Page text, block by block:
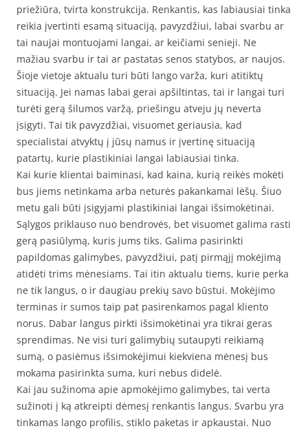
priežiūra, tvirta konstrukcija. Renkantis, kas labiausiai tinka
reikia įvertinti esamą situaciją, pavyzdžiui, labai svarbu ar
tai naujai montuojami langai, ar keičiami senieji. Ne
mažiau svarbu ir tai ar pastatas senos statybos, ar naujos.
Šioje vietoje aktualu turi būti lango varža, kuri atitiktų
situaciją. Jei namas labai gerai apšiltintas, tai ir langai turi
turėti gerą šilumos varžą, priešingu atveju jų neverta
įsigyti. Tai tik pavyzdžiai, visuomet geriausia, kad
specialistai atvyktų į jūsų namus ir įvertinę situaciją
patartų, kurie plastikiniai langai labiausiai tinka.
Kai kurie klientai baiminasi, kad kaina, kurią reikės mokėti
bus jiems netinkama arba neturės pakankamai lėšų. Šiuo
metu gali būti įsigyjami plastikiniai langai išsimokėtinai.
Sąlygos priklauso nuo bendrovės, bet visuomet galima rasti
gerą pasiūlymą, kuris jums tiks. Galima pasirinkti
papildomas galimybes, pavyzdžiui, patį pirmąjį mokėjimą
atidėti trims mėnesiams. Tai itin aktualu tiems, kurie perka
ne tik langus, o ir daugiau prekių savo būstui. Mokėjimo
terminas ir sumos taip pat pasirenkamos pagal kliento
norus. Dabar langus pirkti išsimokėtinai yra tikrai geras
sprendimas. Ne visi turi galimybių sutaupyti reikiamą
sumą, o pasiėmus išsimokėjimui kiekviena mėnesį bus
mokama pasirinkta suma, kuri nebus didelė.
Kai jau sužinoma apie apmokėjimo galimybes, tai verta
sužinoti į ką atkreipti dėmesį renkantis langus. Svarbu yra
tinkamas lango profilis, stiklo paketas ir apkaustai. Nuo